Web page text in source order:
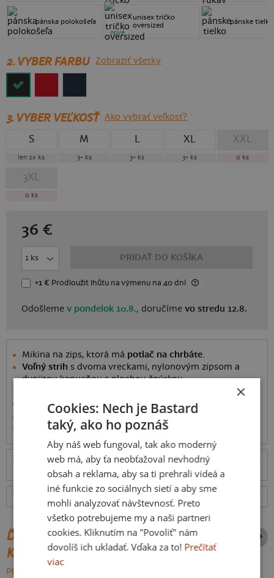
pánska polokošeľa
unisex tričko
oversized
nové
pánske tielko
2. VYBER FARBU Zobraziť všetky
3.VYBER VEĽKOSŤ Ako vybrať veľkosť?
S
len 2x ks
M
3+ ks
L
3+ ks
XL
3+ ks
XXL
0 ks
3XL
0 ks
36 €
PRIDAŤ DO KOŠÍKA
+1 € Prodloužit lhůtuna výmenu na 40 dní
Odošlemev pondelok 10.8., doručímevo stredu 12.8.
Mikina na zips, ktorá má potlač na chrbáte.
Voľný strih s dvoma vreckami, nylonovým zipsom a
dvojitou kapucňou s plochou šnúrkou.
(295 g/m²).
Zloženie látky je 80% bavlny a 20% polyesteru.
Honza vo videu má veľkosť M, meria 184 cm a váží 80 kg
Informácie o produkte
Odošlemev pondelok 10.8.,doručímevo stredu
: Akú vybrať?
ĎALŠIE POTLAČE Z ROVNAKEJ
KATEGÓRIE
PREHĽADÁVAŤ VŠETKO:
×
Cookies: Nech je Bastard
taký, ako ho poznáš
Aby náš web fungoval, tak ako moderný
web má, aby ťa neobťažoval nevhodný
obsah a reklama, aby sa ti prehrali videá a
iné funkcie zo sociálnych sietí a aby sme
mohli analyzovať návštevnosť. Preto
všetko potrebujeme my a naši partneri
cookies. Kliknutím na "Povoliť" nám
dovolíš ich ukladať. Vďaka za to! Prečítať
viac